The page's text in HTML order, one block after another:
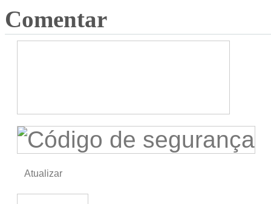
Comentar
Atualizar